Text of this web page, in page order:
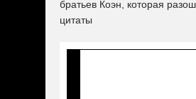
братьев Коэн, которая
цитаты